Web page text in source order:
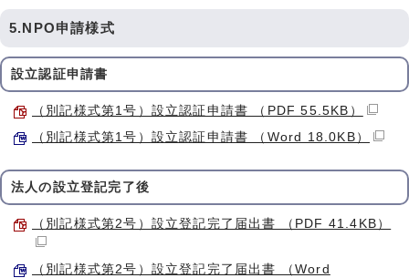
5.NPO申請様式
設立認証申請書
（別記様式第1号）設立認証申請書 （PDF 55.5KB）
（別記様式第1号）設立認証申請書 （Word 18.0KB）
法人の設立登記完了後
（別記様式第2号）設立登記完了届出書 （PDF 41.4KB）
（別記様式第2号）設立登記完了届出書 （Word